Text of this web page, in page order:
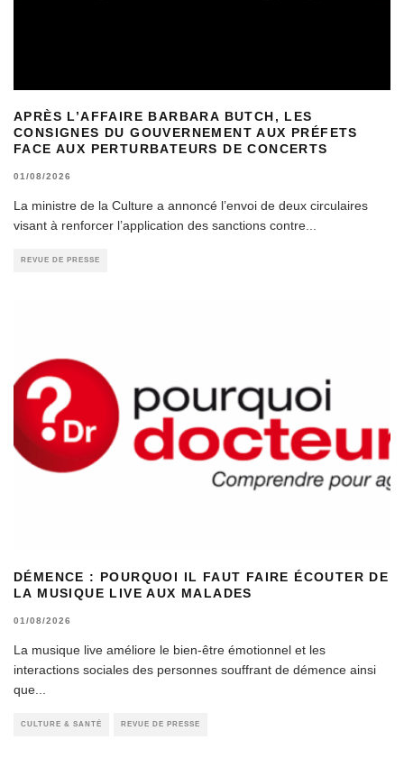
APRÈS L’AFFAIRE BARBARA BUTCH, LES
CONSIGNES DU GOUVERNEMENT AUX PRÉFETS
FACE AUX PERTURBATEURS DE CONCERTS
01/08/2026
La ministre de la Culture a annoncé l’envoi de deux circulaires
visant à renforcer l’application des sanctions contre...
REVUE DE PRESSE
DÉMENCE : POURQUOI IL FAUT FAIRE ÉCOUTER DE
LA MUSIQUE LIVE AUX MALADES
01/08/2026
La musique live améliore le bien-être émotionnel et les
interactions sociales des personnes souffrant de démence ainsi
que
CULTURE & SANTÉ REVUE DE PRESSE